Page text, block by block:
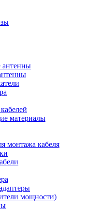
антенны
материалы
монтажа кабеля
мощности)